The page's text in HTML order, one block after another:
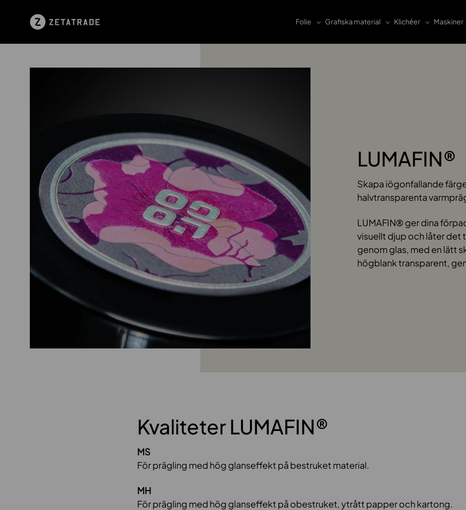
Folie Grafiska material Klichéer Maskiner
LUMAFIN®
Skapa iögonfallande
halvtransparenta
LUMAFIN® ger dina
visuellt djup och låter det
genom glas, med en lätt
högblank transparent,
Kvaliteter LUMAFIN®
MS
För prägling med hög glanseffekt på bestruket material.
MH
För prägling med hög glanseffekt på obestruket, ytrått papper och kartong.